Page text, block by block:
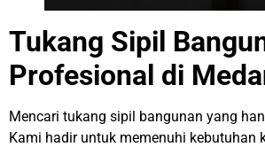
Tukang Sipil
Profesional di
Mencari tukang sipil bangunan yang
Kami hadir untuk memenuhi kebutuhan